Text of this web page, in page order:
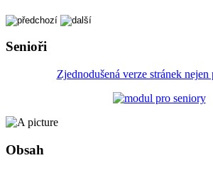
Senioři
Zjednodušená verze stránek nejen
Obsah